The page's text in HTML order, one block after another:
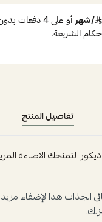
تفاصيل المنتج
لتمنحك الاضاءة
الجذاب هذا لإضفاء